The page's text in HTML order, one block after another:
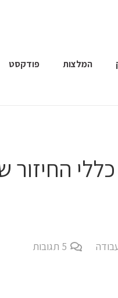
המלצות פודקסט
כללי
5 תגובות